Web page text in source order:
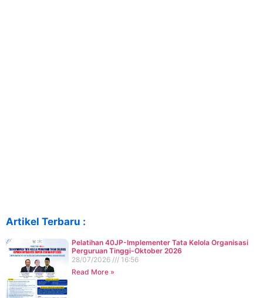
Artikel Terbaru :
Pelatihan 40JP-Implementer Tata Kelola Organisasi
Perguruan Tinggi-Oktober 2026
28/07/2026
16:56
Read More »